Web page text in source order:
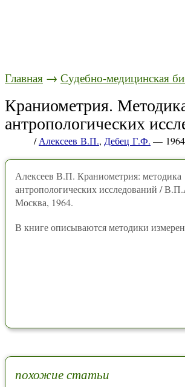
Главная → Судебно-медицинская
Краниометрия.
антропологических
/Алексеев В.П., Дебец Г.Ф. —
Алексеев В.П. Краниометрия: методика
антропологических исследований /
Москва, 1964.
В книге описываются методики
похожие статьи